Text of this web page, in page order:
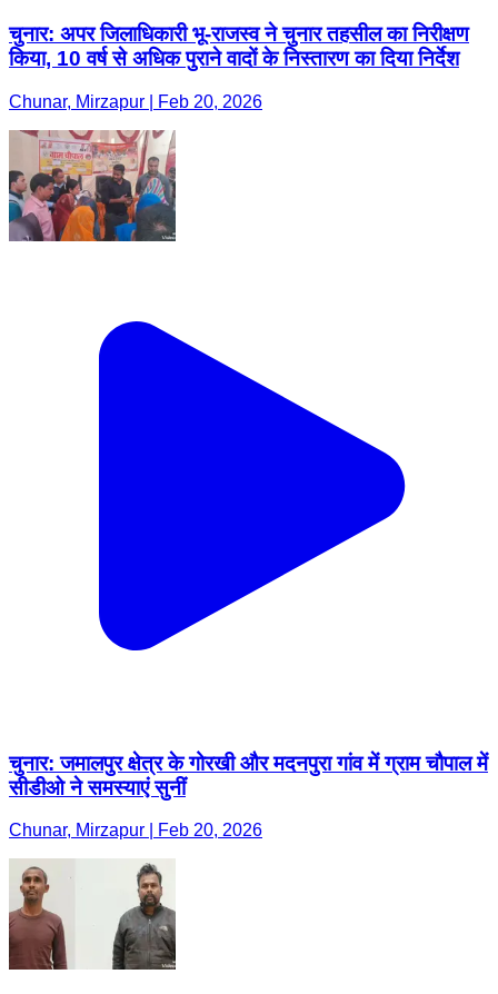
चुनार: अपर जिलाधिकारी भू-राजस्व ने चुनार तहसील का निरीक्षण
किया, 10 वर्ष से अधिक पुराने वादों के निस्तारण का दिया निर्देश
Chunar, Mirzapur | Feb 20, 2026
चुनार: जमालपुर क्षेत्र के गोरखी और मदनपुरा गांव में ग्राम चौपाल में
सीडीओ ने समस्याएं सुनीं
Chunar, Mirzapur | Feb 20, 2026